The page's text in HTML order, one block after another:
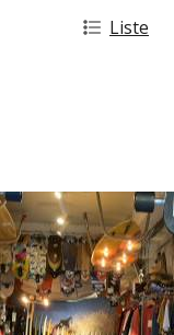
Liste